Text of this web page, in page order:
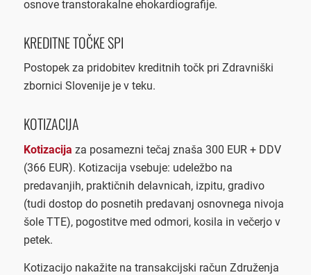
osnove transtorakalne ehokardiografije.
KREDITNE TOČKE SPI
Postopek za pridobitev kreditnih točk pri Zdravniški
zbornici Slovenije je v teku.
KOTIZACIJA
Kotizacija za posamezni tečaj znaša 300 EUR + DDV
(366 EUR). Kotizacija vsebuje: udeležbo na
predavanjih, praktičnih delavnicah, izpitu, gradivo
(tudi dostop do posnetih predavanj osnovnega nivoja
šole TTE), pogostitve med odmori, kosila in večerjo v
petek.
Kotizacijo nakažite na transakcijski račun Združenja